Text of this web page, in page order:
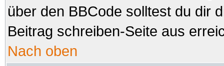
über den BBCode solltest du dir
Beitrag schreiben-Seite aus
Nach oben